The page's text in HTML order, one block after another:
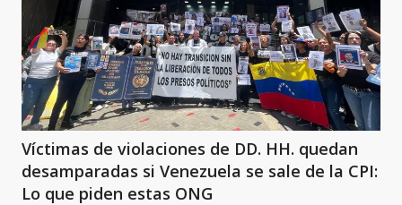
Víctimas de violaciones de DD. HH. quedan
desamparadas si Venezuela se sale de la CPI:
Lo que piden estas ONG